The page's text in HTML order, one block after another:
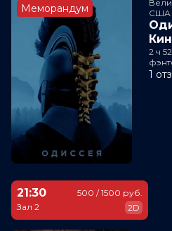
Меморандум
США
2 ч
1
21:30
Зал 2
500 / 1500 руб.
2D